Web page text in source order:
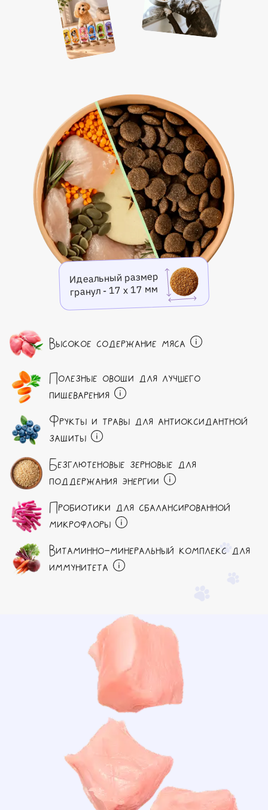
Идеальный размер
гранул - 17 х 17 мм
Высокое содержание мяса
Полезные овощи для лучшего
пищеварения
Фрукты и травы для антиоксидантной
защиты
Безглютеновые зерновые для
поддержания энергии
Пробиотики для сбалансированной
микрофлоры
Витаминно-минеральный комплекс для
иммунитета